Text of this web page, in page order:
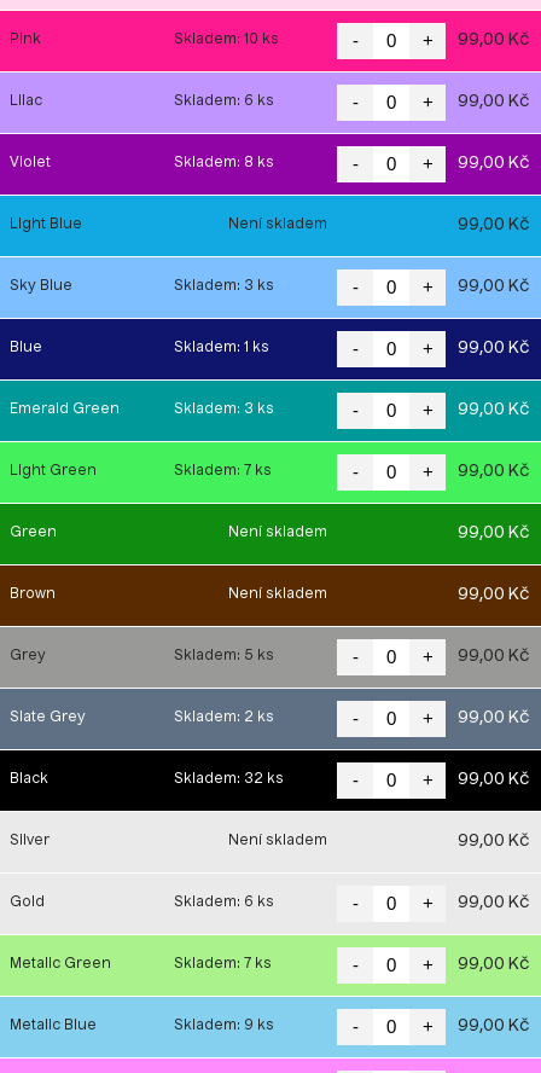
Pink Skladem: 10 ks - + 99,00 Kč
Lilac Skladem: 6 ks - + 99,00 Kč
Violet Skladem: 8 ks - + 99,00 Kč
Light Blue Není skladem 99,00 Kč
Sky Blue Skladem: 3 ks - + 99,00 Kč
Blue Skladem: 1 ks - + 99,00 Kč
Emerald Green Skladem: 3 ks - + 99,00 Kč
Light Green Skladem: 7 ks - + 99,00 Kč
Green Není skladem 99,00 Kč
Brown Není skladem 99,00 Kč
Grey Skladem: 5 ks - + 99,00 Kč
Slate Grey Skladem: 2 ks - + 99,00 Kč
Black Skladem: 32 ks - + 99,00 Kč
Silver Není skladem 99,00 Kč
Gold Skladem: 6 ks - + 99,00 Kč
Metalic Green Skladem: 7 ks - + 99,00 Kč
Metalic Blue Skladem: 9 ks - + 99,00 Kč